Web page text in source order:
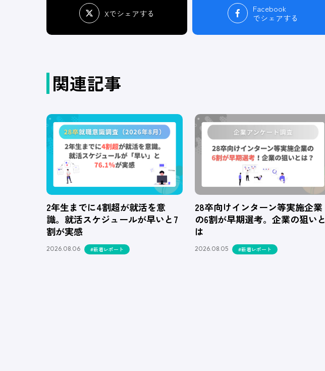
Xでシェアする
Facebook
でシェアする
関連記事
2年生までに4割超が就活を意
識。就活スケジュールが早いと7
割が実感
2026.08.06 #新着レポート
28卒向けインターン等実施企業
の6割が早期選考。企業の狙いと
は
2026.08.05 #新着レポート